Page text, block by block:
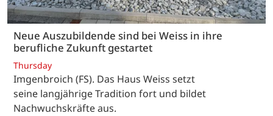
Neue Auszubildende sind bei Weiss in ihre
berufliche Zukunft gestartet
Thursday
Imgenbroich (FS). Das Haus Weiss setzt
seine langjährige Tradition fort und bildet
Nachwuchskräfte aus.